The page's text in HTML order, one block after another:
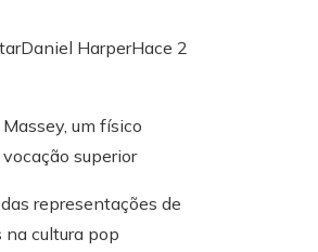
Daniel HarperHace 2
representações de
cultura pop